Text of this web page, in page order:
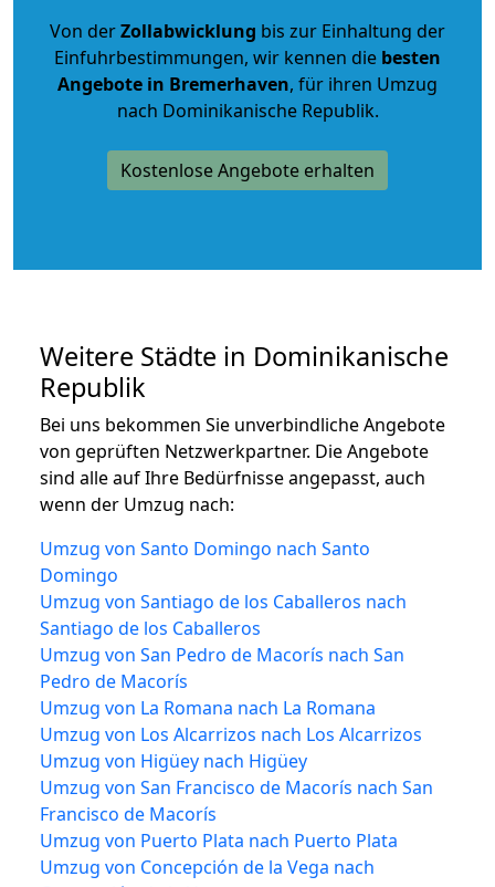
Von derZollabwicklung bis zur Einhaltung der
Einfuhrbestimmungen, wir kennen die besten
Angebote in Bremerhaven, für ihren Umzug
nach Dominikanische Republik.
Kostenlose Angebote erhalten
Weitere Städte in Dominikanische
Republik
Bei uns bekommen Sie unverbindliche Angebote
von geprüften Netzwerkpartner. Die Angebote
sind alle auf Ihre Bedürfnisse angepasst, auch
wenn der Umzug nach:
Umzug von Santo Domingo nach Santo
Domingo
Umzug von Santiago de los Caballeros nach
Santiago de los Caballeros
Umzug von San Pedro de Macorís nach San
Pedro de Macorís
Umzug von La Romana nach La Romana
Umzug von Los Alcarrizos nach Los Alcarrizos
Umzug von Higüey nach Higüey
Umzug von San Francisco de Macorís nach San
Francisco de Macorís
Umzug von Puerto Plata nach Puerto Plata
Umzug von Concepción de la Vega nach